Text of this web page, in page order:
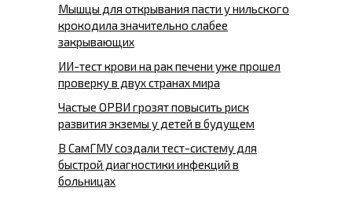
Мышцы для открывания пасти у нильского
крокодила значительно слабее
закрывающих
ИИ-тест крови на рак печени уже прошел
проверку в двух странах мира
Частые ОРВИ грозят повысить риск
развития экземы у детей в будущем
В СамГМУ создали тест-систему для
быстрой диагностики инфекций в
больницах